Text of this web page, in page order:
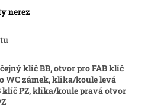
nerez
klíč BB, otvor pro FAB klíč
WC zámek, klika/koule levá
klíč PZ, klika/koule pravá otvor